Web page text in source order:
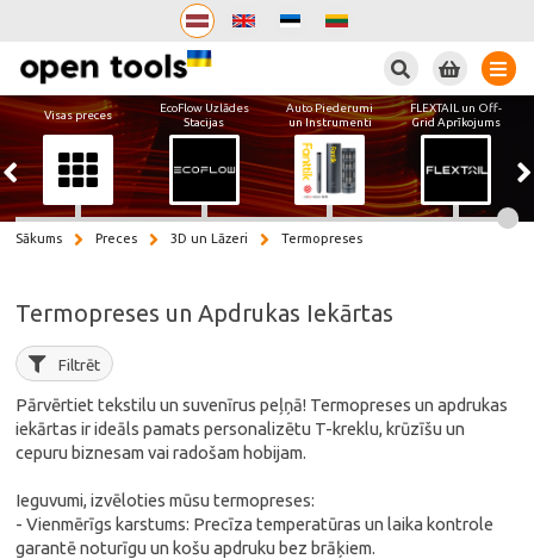
Visas preces
EcoFlow Uzlādes
Stacijas
Auto Piederumi
un Instrumenti
FLEXTAIL un Off-
Grid Aprīkojums
Sākums Preces 3D un Lāzeri Termopreses
Termopreses un Apdrukas Iekārtas
Filtrēt
Pārvērtiet tekstilu un suvenīrus peļņā! Termopreses un apdrukas
iekārtas ir ideāls pamats personalizētu T-kreklu, krūzīšu un
cepuru biznesam vai radošam hobijam.
Ieguvumi, izvēloties mūsu termopreses:
- Vienmērīgs karstums: Precīza temperatūras un laika kontrole
garantē noturīgu un košu apdruku bez brāķiem.